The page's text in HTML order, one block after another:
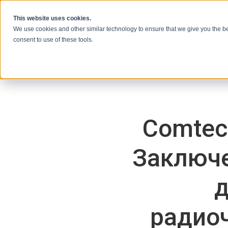
This website uses cookies.
We use cookies and other similar technology to ensure that we give you the
consent to use of these tools.